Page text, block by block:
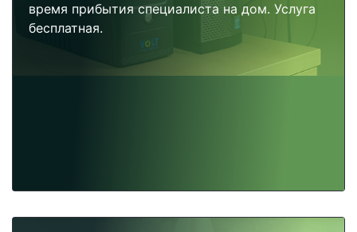
время прибытия специалиста на дом. Услуга
бесплатная.